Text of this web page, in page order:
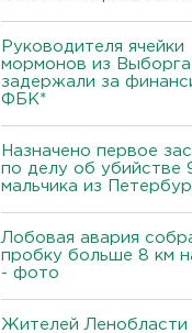
Руководителя ячейки
мормонов из Выборга
задержали за
ФБК*
Назначено первое
по делу об убийстве
мальчика из
Лобовая авария
пробку больше 8 км
- фото
Жителей Ленобласти